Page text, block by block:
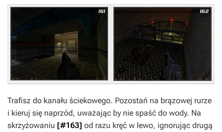
Trafisz do kanału ściekowego. Pozostań na brązowej rurze
i kieruj się naprzód, uważając by nie spaść do wody. Na
skrzyżowaniu [#163] od razu kręć w lewo, ignorując drugą